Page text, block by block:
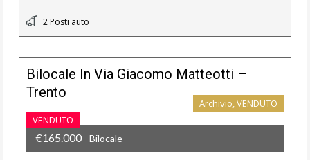
2 Posti auto
Bilocale In Via Giacomo Matteotti –
Trento
VENDUTO
Archivio, VENDUTO
€165.000 - Bilocale